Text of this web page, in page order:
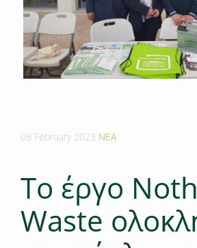
08 February 2023 ΝΕΑ
Το έργο
Waste